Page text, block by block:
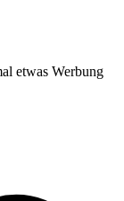
etwas Werbung